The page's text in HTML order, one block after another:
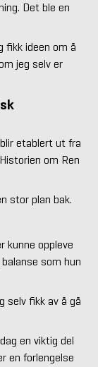
Det ble en
fikk ideen om å
jeg selv er
etablert ut fra
om Ren
stor plan bak.
kunne oppleve
som hun
selv fikk av å gå
en viktig del
en forlengelse